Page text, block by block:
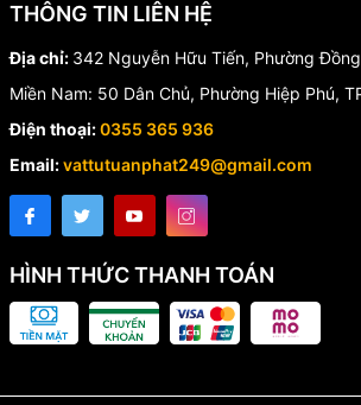
Bảng kích thước
mềm BE ngàm
DN DE
L
50
59–72 60
80
88–
100
70
100
108–
120
70
125
123–
133
70
146
THÔNG TIN LIÊN HỆ
Địa chỉ: 342 Nguyễn Hữu Tiến, Phường
Miền Nam: 50 Dân Chủ, Phường Hiệp Phú,
Điện thoại:0355 365 936
Email:vattutuanphat249@gmail.com
HÌNH THỨC THANH TOÁN